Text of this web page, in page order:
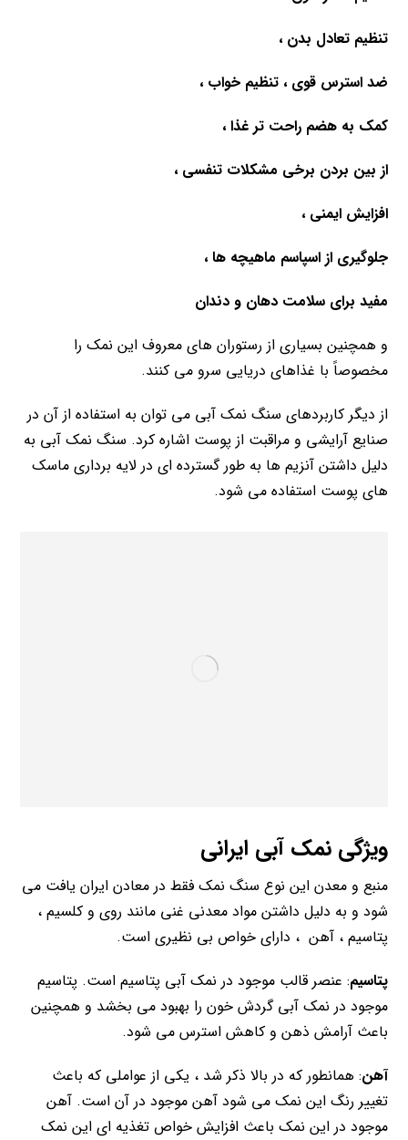
تنظیم تعادل بدن ،
ضد استرس قوی ، تنظیم خواب ،
کمک به هضم راحت تر غذا ،
از بین بردن برخی مشکلات تنفسی ،
افزایش ایمنی ،
جلوگیری از اسپاسم ماهیچه ها ،
مفید برای سلامت دهان و دندان
و همچنین بسیاری از رستوران های معروف این نمک را
مخصوصاً با غذاهای دریایی سرو می کنند.
از دیگر کاربردهای سنگ نمک آبی می توان به استفاده از آن در
صنایع آرایشی و مراقبت از پوست اشاره کرد. سنگ نمک آبی به
دلیل داشتن آنزیم ها به طور گسترده ای در لایه برداری ماسک
های پوست استفاده می شود.
ویژگی نمک آبی ایرانی
منبع و معدن این نوع سنگ نمک فقط در معادن ایران یافت می
شود و به دلیل داشتن مواد معدنی غنی مانند روی و کلسیم ،
پتاسیم ، آهن ، دارای خواص بی نظیری است.
پتاسیم: عنصر قالب موجود در نمک آبی پتاسیم است. پتاسیم
موجود در نمک آبی گردش خون را بهبود می بخشد و همچنین
باعث آرامش ذهن و کاهش استرس می شود.
آهن: همانطور که در بالا ذکر شد ، یکی از عواملی که باعث
تغییر رنگ این نمک می شود آهن موجود در آن است. آهن
موجود در این نمک باعث افزایش خواص تغذیه ای این نمک